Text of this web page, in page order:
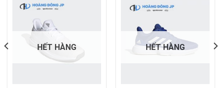
HẾT HÀNG HẾT HÀNG